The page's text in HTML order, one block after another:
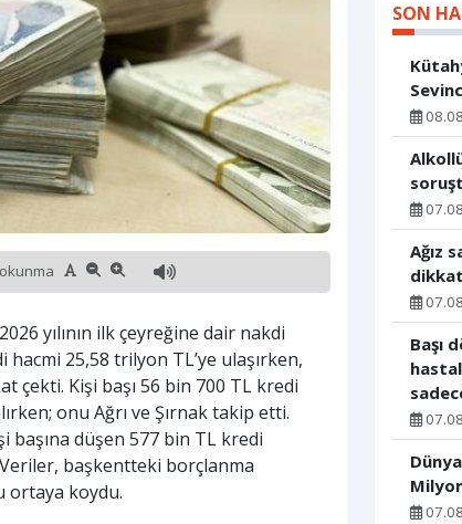
yılının ilk çeyreğine dair nakdi
25,58 trilyon TL’ye ulaşırken,
çekti. Kişi başı 56 bin 700 TL kredi
onu Ağrı ve Şırnak takip etti.
düşen 577 bin TL kredi
başkentteki borçlanma
ortaya koydu.
SON
Ağız
Başı